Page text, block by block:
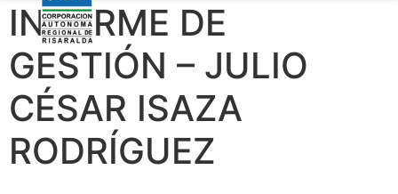
INFORME DE
GESTIÓN – JULIO
CÉSAR ISAZA
RODRÍGUEZ